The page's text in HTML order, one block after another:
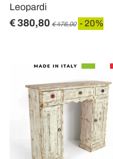
Leopardi
€ 380,80 € 476,00 - 20%